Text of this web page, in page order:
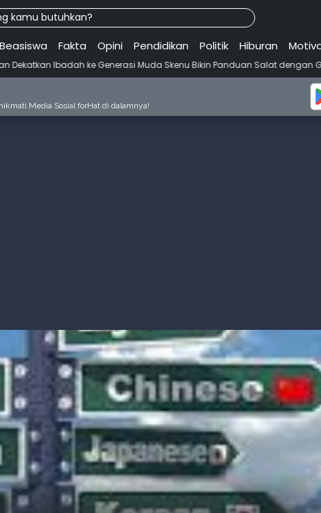
kamu butuhkan?
Beasiswa Fakta Opini Pendidikan Politik Hiburan
ke Generasi Muda Skenu Bikin Panduan Salat dengan Gaya Ala Anak
Media Sosial forHat di dalamnya!